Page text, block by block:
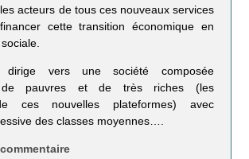
acteurs de tous ces nouveaux services
cette transition économique en
vers une société composée
de pauvres et de très riches (les
ces nouvelles plateformes) avec
des classes moyennes….